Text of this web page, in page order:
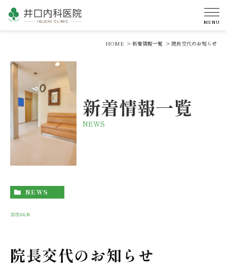
HOME 新着情報一覧 院長交代のお知らせ
新着情報一覧
NEWS
NEWS
2025.04.30
院長交代のお知らせ